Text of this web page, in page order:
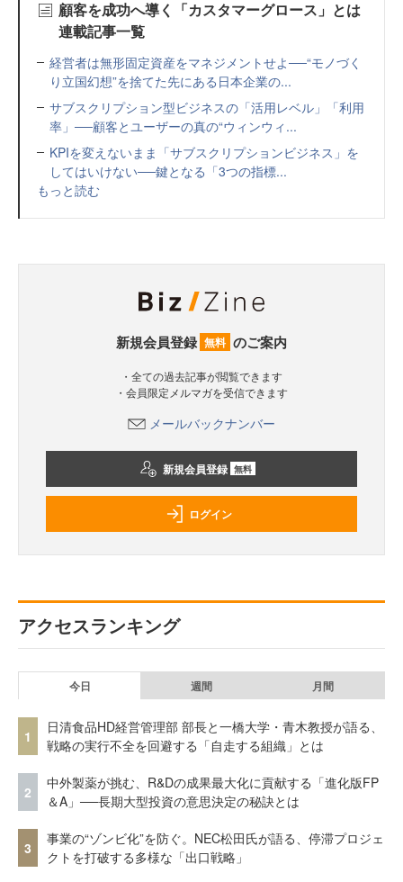
顧客を成功へ導く「カスタマーグロース」とは
連載記事一覧
経営者は無形固定資産をマネジメントせよ──“モノづく
り立国幻想”を捨てた先にある日本企業の...
サブスクリプション型ビジネスの「活用レベル」「利用
率」──顧客とユーザーの真の“ウィンウィ...
KPIを変えないまま「サブスクリプションビジネス」を
してはいけない──鍵となる「3つの指標...
もっと読む
新規会員登録 無料 のご案内
・全ての過去記事が閲覧できます
・会員限定メルマガを受信できます
メールバックナンバー
新規会員登録 無料
ログイン
アクセスランキング
今日 週間 月間
1
日清食品HD経営管理部 部長と一橋大学・青木教授が語る、
戦略の実行不全を回避する「自走する組織」とは
2
中外製薬が挑む、R&Dの成果最大化に貢献する「進化版FP
＆A」──長期大型投資の意思決定の秘訣とは
3
事業の“ゾンビ化”を防ぐ。NEC松田氏が語る、停滞プロジェ
クトを打破する多様な「出口戦略」